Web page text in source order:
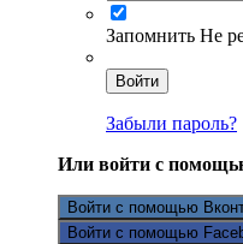
Запомнить Не
Войти
Забыли пароль?
Или войти с
Войти с помощью
Войти с помощью